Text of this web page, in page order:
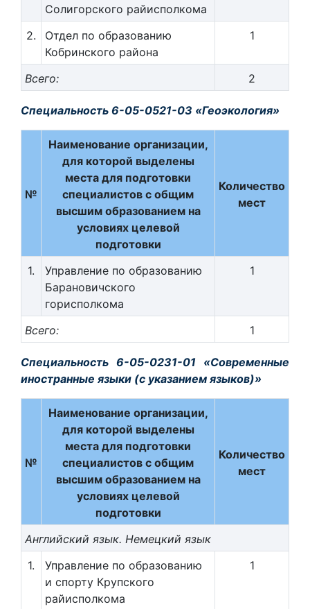
Солигорского райисполкома
2.
Отдел по образованию
Кобринского района
1
Всего: 2
Специальность 6-05-0521-03 «Геоэкология»
№
Наименование организации,
для которой выделены
места для подготовки
специалистов с общим
высшим образованием на
условиях целевой
подготовки
Количество
мест
1.
Управление по образованию
Барановичского
горисполкома
1
Всего: 1
Специальность 6-05-0231-01 «Современные
иностранные языки (с указанием языков)»
№
Наименование организации,
для которой выделены
места для подготовки
специалистов с общим
высшим образованием на
условиях целевой
подготовки
Количество
мест
Английский язык. Немецкий язык
1.
Управление по образованию
и спорту Крупского
райисполкома
1